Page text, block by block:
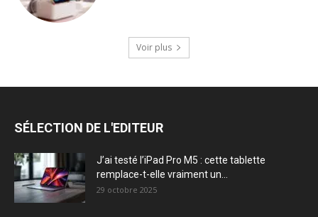
Voir plus
SÉLECTION DE L'EDITEUR
J’ai testé l’iPad Pro M5 : cette tablette
remplace-t-elle vraiment un...
29 octobre 2025